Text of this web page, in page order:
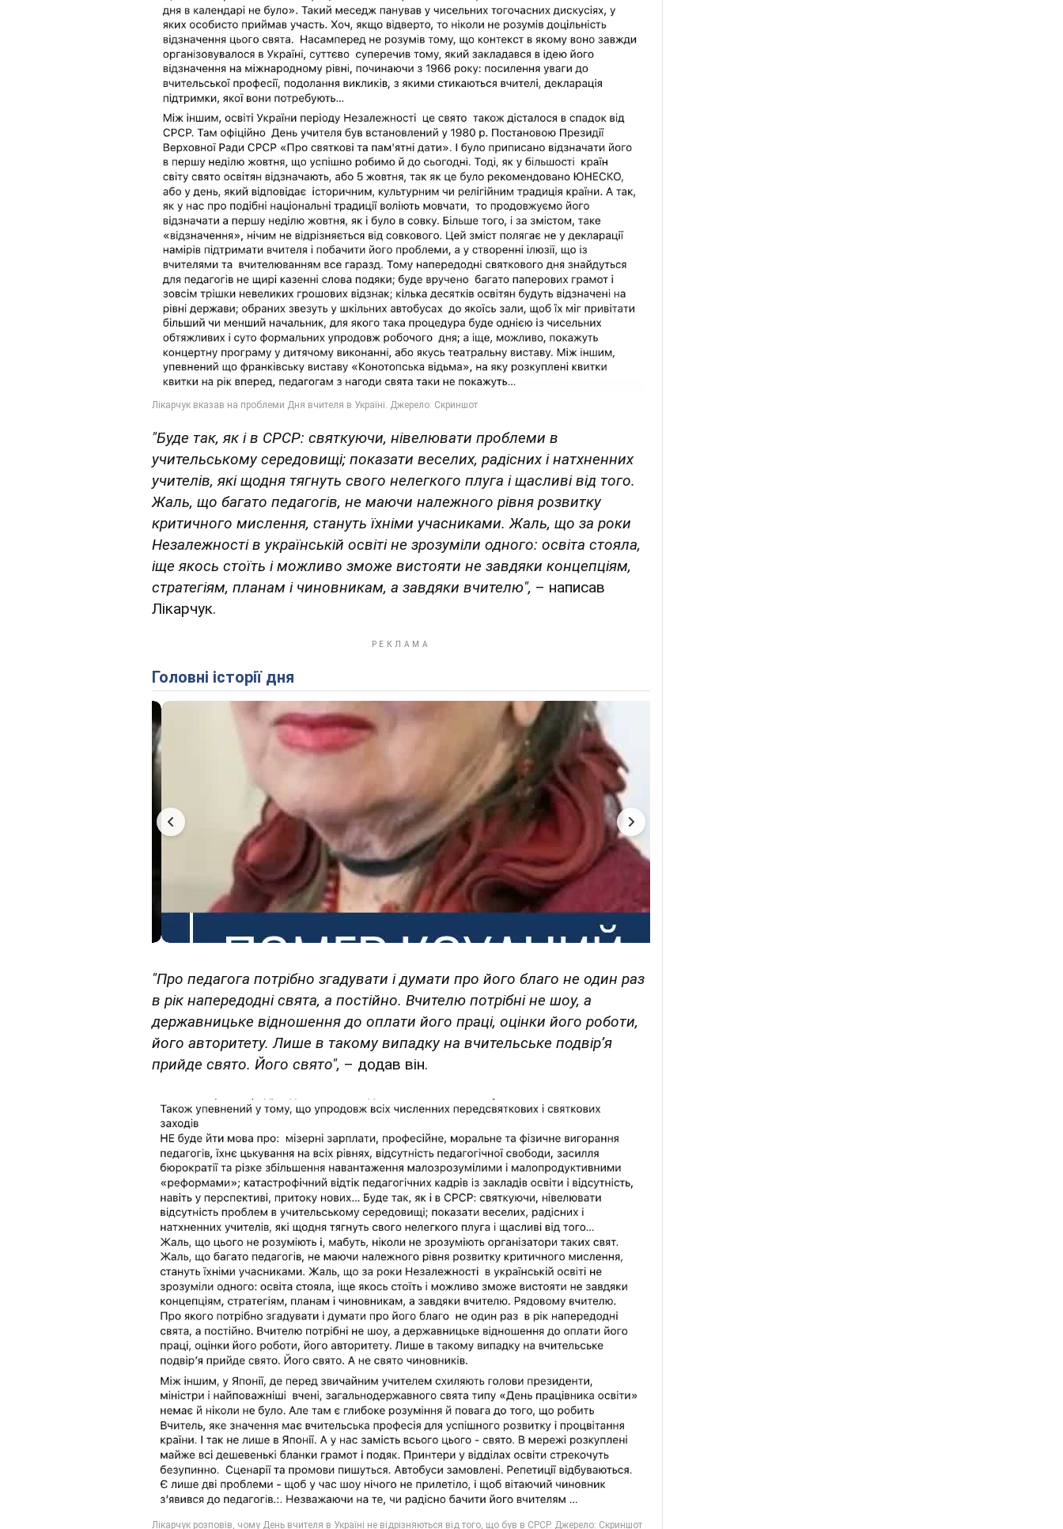
"Буде так, як і в СРСР: святкуючи, нівелювати проблеми в
учительському середовищі; показати веселих, радісних і натхненних
учителів, які щодня тягнуть свого нелегкого плуга і щасливі від того.
Жаль, що багато педагогів, не маючи належного рівня розвитку
критичного мислення, стануть їхніми учасниками. Жаль, що за роки
Незалежності в українській освіті не зрозуміли одного: освіта стояла,
іще якось стоїть і можливо зможе вистояти не завдяки концепціям,
стратегіям, планам і чиновникам, а завдяки вчителю", – написав
Лікарчук.
Головні історії дня
"Про педагога потрібно згадувати і думати про його благо не один раз
в рік напередодні свята, а постійно. Вчителю потрібні не шоу, а
державницьке відношення до оплати його праці, оцінки його роботи,
його авторитету. Лише в такому випадку на вчительське подвірʼя
прийде свято. Його свято", – додав він.